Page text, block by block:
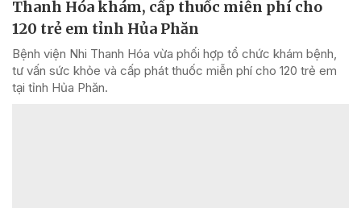
Thanh Hóa khám, cấp thuốc miễn phí cho
120 trẻ em tỉnh Hủa Phăn
Bệnh viện Nhi Thanh Hóa vừa phối hợp tổ chức khám bệnh,
tư vấn sức khỏe và cấp phát thuốc miễn phí cho 120 trẻ em
tại tỉnh Hủa Phăn.